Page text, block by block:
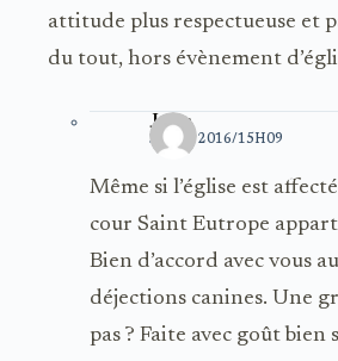
attitude plus respectueuse et
du tout, hors évènement
Jakin
3 JUIN 2016/15H09
Même si l’église est
cour Saint Eutrope
Bien d’accord avec vous
déjections canines. Une
pas ? Faite avec goût bien